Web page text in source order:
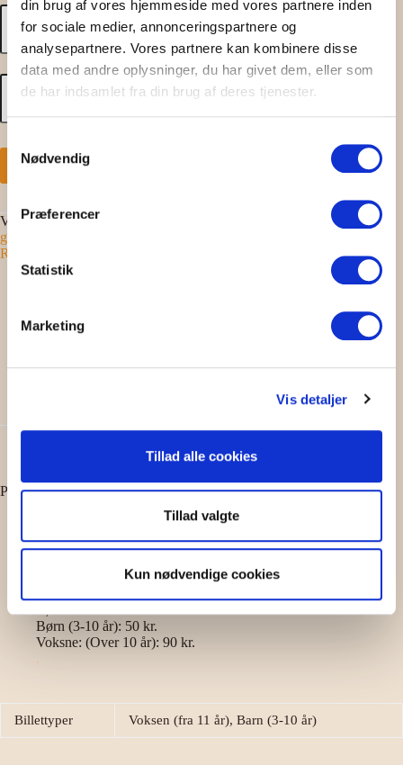
din brug af vores hjemmeside med vores partnere inden
for sociale medier, annonceringspartnere og
analysepartnere. Vores partnere kan kombinere disse
data med andre oplysninger, du har givet dem, eller som
de har indsamlet fra din brug af deres tjenester.
m
y
k
Nødvendig
Præferencer
Statistik
Marketing
Vis detaljer
Tillad alle cookies
Tillad valgte
Kun nødvendige cookies
Rundvisning
Østerlars
Rundkirke
2026
antal
Voksen (fra 11 år) 90,00kr.
Rundvisning
Rundkirke
antal
Barn (3-10 år)
Book billet
Varenummer (SKU):
guidede ture
Rundkirke
Praktisk om turen:
Varighed: 1 time
mødes vi i våbenhuset), Vietsvej 25, 3760 Gudhjem.
Børn (3-10 år): 50 kr.
Voksne: (Over 10 år): 90 kr.
.
Billettyper Voksen (fra 11 år), Barn (3-10 år)